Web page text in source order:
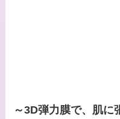
～3D弾力膜で、肌